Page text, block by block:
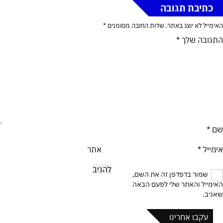
כתיבת תגובה
האימייל לא יוצג באתר. שדות החובה מסומנים *
התגובה שלך *
שם *
אימייל * אתר
שמור בדפדפן זה את השם,
האימייל והאתר שלי לפעם הבאה
שאגיב.
עקבו אחרינו